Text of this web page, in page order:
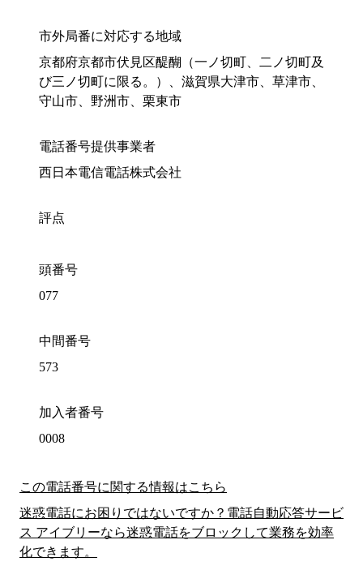
市外局番に対応する地域
京都府京都市伏見区醍醐（一ノ切町、二ノ切町及
び三ノ切町に限る。）、滋賀県大津市、草津市、
守山市、野洲市、栗東市
電話番号提供事業者
西日本電信電話株式会社
評点
頭番号
077
中間番号
573
加入者番号
0008
この電話番号に関する情報はこちら
迷惑電話にお困りではないですか？電話自動応答サービ
ス アイブリーなら迷惑電話をブロックして業務を効率
化できます。